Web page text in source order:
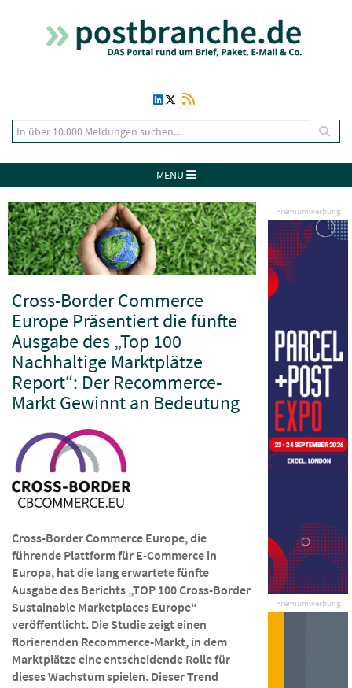
MENU
Premiumwerbung
Premiumwerbung
Cross-Border Commerce
Europe Präsentiert die fünfte
Ausgabe des „Top 100
Nachhaltige Marktplätze
Report“: Der Recommerce-
Markt Gewinnt an Bedeutung
Cross-Border Commerce Europe, die
führende Plattform für E-Commerce in
Europa, hat die lang erwartete fünfte
Ausgabe des Berichts „TOP 100 Cross-Border
Sustainable Marketplaces Europe“
veröffentlicht. Die Studie zeigt einen
florierenden Recommerce-Markt, in dem
Marktplätze eine entscheidende Rolle für
dieses Wachstum spielen. Dieser Trend